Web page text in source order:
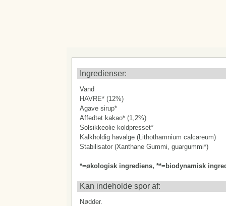
Ingredienser:
Vand
HAVRE* (12%)
Agave sirup*
Affedtet kakao* (1,2%)
Solsikkeolie koldpresset*
Kalkholdig havalge (Lithothamnium calcareum)
Stabilisator (Xanthane Gummi, guargummi*)
*=økologisk ingrediens, **=biodynamisk
Kan indeholde spor af:
Nødder.